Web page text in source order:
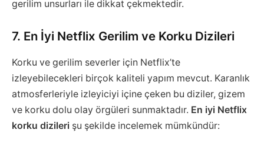
gerilim unsurları ile dikkat çekmektedir.
7. En İyi Netflix Gerilim ve Korku Dizileri
Korku ve gerilim severler için Netflix’te
izleyebilecekleri birçok kaliteli yapım mevcut. Karanlık
atmosferleriyle izleyiciyi içine çeken bu diziler, gizem
ve korku dolu olay örgüleri sunmaktadır. En iyi Netflix
korku dizileri şu şekilde incelemek mümkündür: